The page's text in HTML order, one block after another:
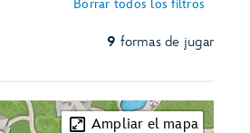
Borrar todos los filtros
9formas de jugar
Ampliar el mapa